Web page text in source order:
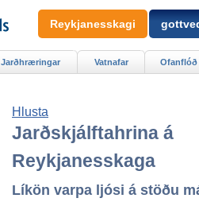
Hlusta
Jarðskjálftahrina á
Reykjanesskaga
Líkön varpa ljósi á stöðu
Jarðhræringar Vatnafar Ofanflóð
Reykjanesskagi